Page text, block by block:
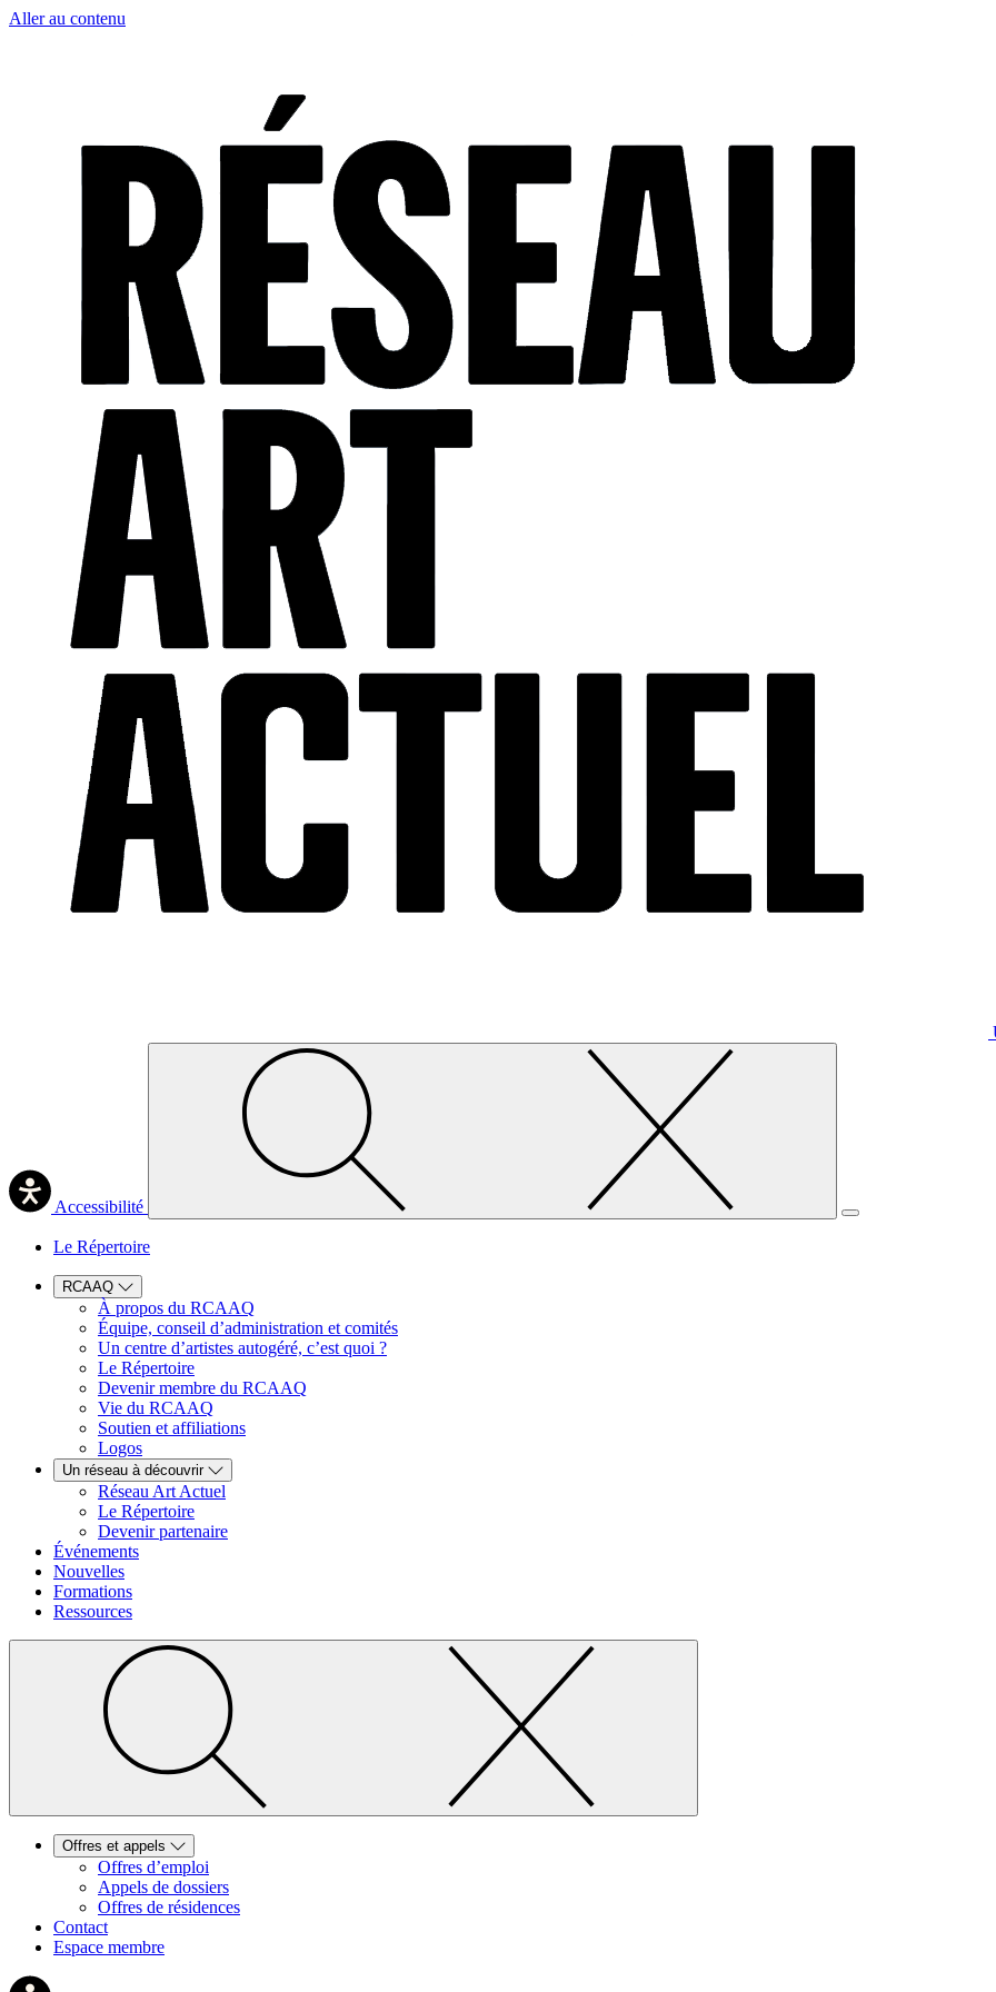
Aller au contenu
Accessibilité
Le Répertoire
RCAAQ
À propos du RCAAQ
Équipe, conseil d’administration et comités
Un centre d’artistes autogéré, c’est quoi ?
Le Répertoire
Devenir membre du RCAAQ
Vie du RCAAQ
Soutien et affiliations
Logos
Un réseau à découvrir
Réseau Art Actuel
Le Répertoire
Devenir partenaire
Événements
Nouvelles
Formations
Ressources
Offres et appels
Offres d’emploi
Appels de dossiers
Offres de résidences
Contact
Espace membre